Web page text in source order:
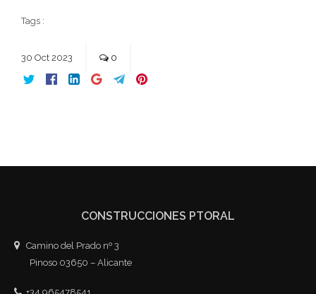
Tags :
30 Oct 2023 0
CONSTRUCCIONES PTORAL
Camino del Prado nº 3
Pinoso 03650 – Alicante